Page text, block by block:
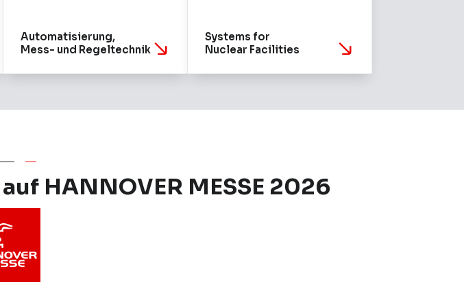
Automatisierung,
Mess- und Regeltechnik
Systems for
Nuclear Facilities
HANNOVER MESSE 2026